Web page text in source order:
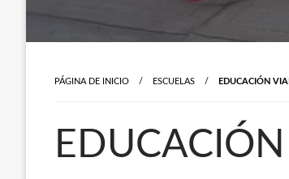
PÁGINA DE INICIO ESCUELAS EDUCACIÓN